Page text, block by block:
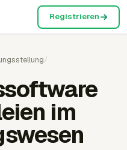
Registrieren
/
im